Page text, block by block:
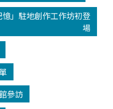
憶」駐地創作工作坊初登
場
參訪